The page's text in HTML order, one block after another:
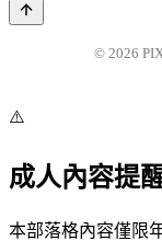
© 2026
⚠️
成人內容提
本部落格內容僅限